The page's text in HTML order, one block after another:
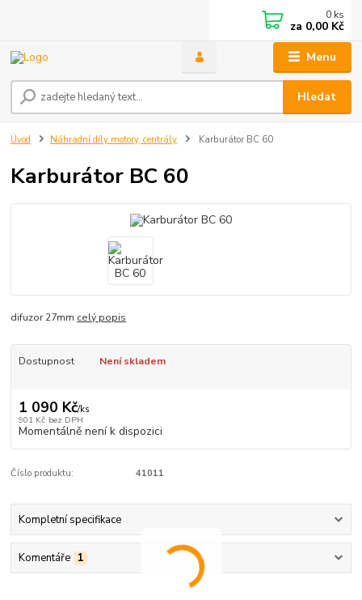
Menu
Hledat
0 ks
za 0,00 Kč
Úvod Náhradní díly motory, centrály Karburátor BC 60
Karburátor BC 60
difuzor 27mm celý popis
Dostupnost Není skladem
1 090 Kč/ks
901 Kč bez DPH
Momentálně není k dispozici
Číslo produktu: 41011
Kompletní specifikace
Komentáře 1